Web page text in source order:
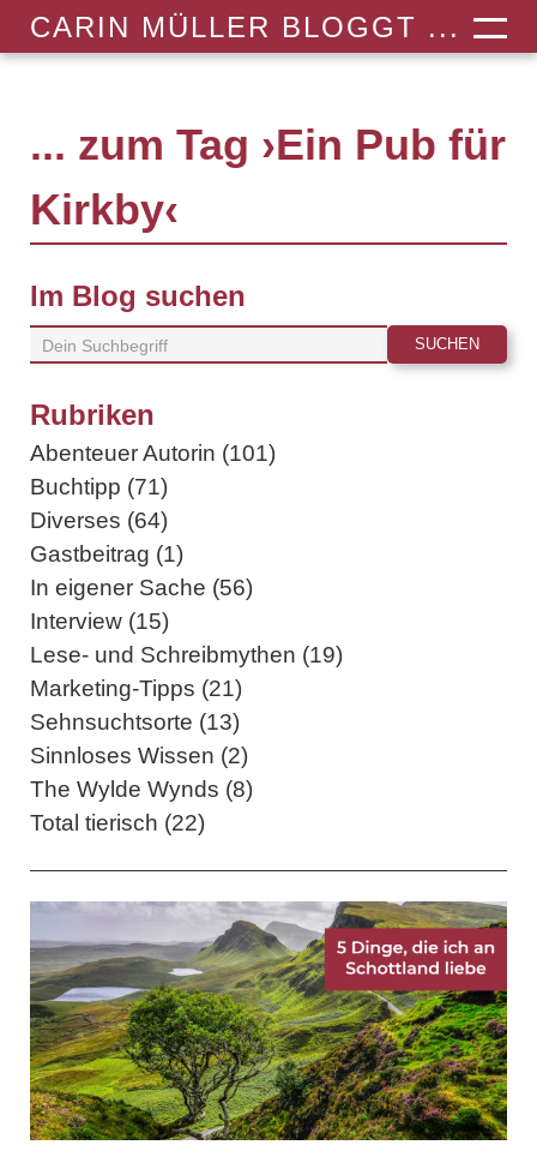
CARIN MÜLLER BLOGGT ...
... zum Tag ›Ein Pub für
Kirkby‹
Im Blog suchen
Rubriken
Abenteuer Autorin (101)
Buchtipp (71)
Diverses (64)
Gastbeitrag (1)
In eigener Sache (56)
Interview (15)
Lese- und Schreibmythen (19)
Marketing-Tipps (21)
Sehnsuchtsorte (13)
Sinnloses Wissen (2)
The Wylde Wynds (8)
Total tierisch (22)